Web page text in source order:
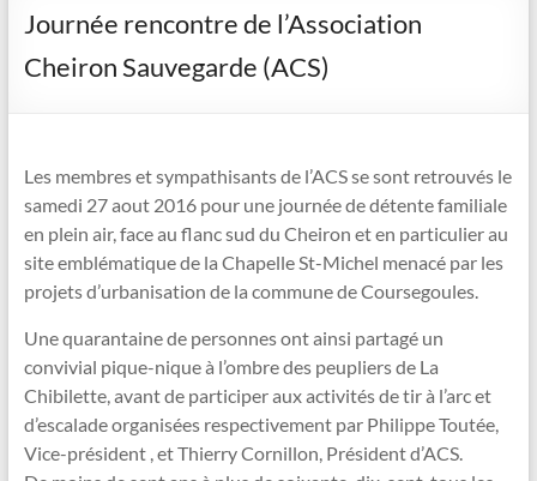
Journée rencontre de l’Association
Cheiron Sauvegarde (ACS)
Les membres et sympathisants de l’ACS se sont retrouvés le
samedi 27 aout 2016 pour une journée de détente familiale
en plein air, face au flanc sud du Cheiron et en particulier au
site emblématique de la Chapelle St-Michel menacé par les
projets d’urbanisation de la commune de Coursegoules.
Une quarantaine de personnes ont ainsi partagé un
convivial pique-nique à l’ombre des peupliers de La
Chibilette, avant de participer aux activités de tir à l’arc et
d’escalade organisées respectivement par Philippe Toutée,
Vice-président , et Thierry Cornillon, Président d’ACS.